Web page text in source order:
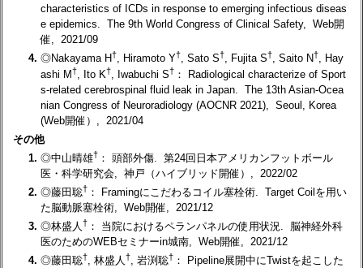
characteristics of ICDs in response to emerging infectious diseas
e epidemics. The 9th World Congress of Clinical Safety, Web開
催, 2021/09
4. ◎Nakayama H†, Hiramoto Y†, Sato S†, Fujita S†, Saito N†, Hay
ashi M† , Ito K† , Iwabuchi S† ： Radiological characterize of Sport
s-related cerebrospinal fluid leak in Japan. The 13th Asian-Ocea
nian Congress of Neuroradiology (AOCNR 2021), Seoul, Korea
(Web開催）, 2021/04
その他
1. ◎中山晴雄† ： 頭部外傷. 第24回日本アメリカンフットボール
医・科学研究会, 神戸（ハイブリッド開催）, 2022/02
2. ◎藤田聡† ： Framingにこだわるコイル塞栓術. Target Coilを用い
た脳動脈塞栓術, Web開催, 2021/12
3. ◎林盛人† ： 当院におけるペランパネルの使用状況. 脳神経外科
医のためのWEBセミナーin城南, Web開催, 2021/12
4. ◎藤田聡†, 林盛人†, 岩渕聡† ： Pipeline展開中にTwistを起こした